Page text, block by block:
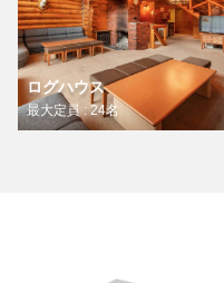
ログハウス
最大定員 : 24名